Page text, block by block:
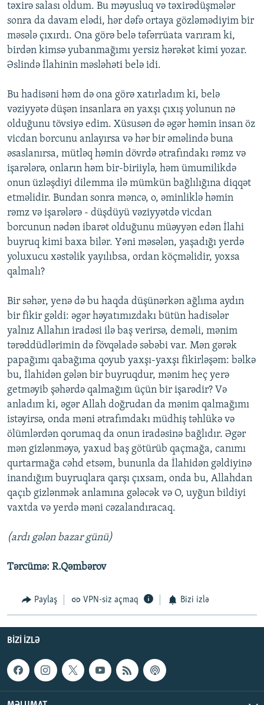
təxirə salası oldum. Bu məyusluq və təxirədüşmələr
sonra da davam elədi, hər dəfə ortaya gözləmədiyim bir
məsələ çıxırdı. Ona görə belə təfərrüata varıram ki,
birdən kimsə yubanmağımı yersiz hərəkət kimi yozar.
Əslində İlahinin məsləhəti belə idi.
Bu hadisəni həm də ona görə xatırladım ki, belə
vəziyyətə düşən insanlara ən yaxşı çıxış yolunun nə
olduğunu tövsiyə edim. Xüsusən də əgər həmin insan öz
vicdan borcunu anlayırsa və hər bir əməlində buna
əsaslanırsa, mütləq həmin dövrdə ətrafındakı rəmz və
işarələrə, onların həm bir-biriiylə, həm ümumilikdə
onun üzləşdiyi dilemma ilə mümkün bağlılığına diqqət
etməlidir. Bundan sonra məncə, o, əminliklə həmin
rəmz və işarələrə - düşdüyü vəziyyətdə vicdan
borcunun nədən ibarət olduğunu müəyyən edən İlahi
buyruq kimi baxa bilər. Yəni məsələn, yaşadığı yerdə
yoluxucu xəstəlik yayılıbsa, ordan köçməlidir, yoxsa
qalmalı?
Bir səhər, yenə də bu haqda düşünərkən ağlıma aydın
bir fikir gəldi: əgər həyatımızdakı bütün hadisələr
yalnız Allahın iradəsi ilə baş verirsə, deməli, mənim
tərəddüdlərimin də fövqəladə səbəbi var. Mən gərək
papağımı qabağıma qoyub yaxşı-yaxşı fikirləşəm: bəlkə
bu, İlahidən gələn bir buyruqdur, mənim heç yerə
getməyib şəhərdə qalmağım üçün bir işarədir? Və
anladım ki, əgər Allah doğrudan da mənim qalmağımı
istəyirsə, onda məni ətrafımdakı müdhiş təhlükə və
ölümlərdən qorumaq da onun iradəsinə bağlıdır. Əgər
mən gizlənməyə, yaxud baş götürüb qaçmağa, canımı
qurtarmağa cəhd etsəm, bununla da İlahidən gəldiyinə
inandığım buyruqlara qarşı çıxsam, onda bu, Allahdan
qaçıb gizlənmək anlamına gələcək və O, uyğun bildiyi
vaxtda və yerdə məni cəzalandıracaq.
(ardı gələn bazar günü)
Tərcümə: R.Qəmbərov
Paylaş VPN-siz açmaq Bizi izlə
BIZI IZLƏ